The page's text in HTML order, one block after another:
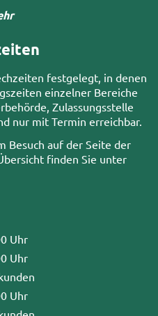
festgelegt, in denen
einzelner Bereiche
Zulassungsstelle
nur mit Termin erreichbar.
Besuch auf der Seite der
finden Sie unter
Uhr
Uhr
Uhr